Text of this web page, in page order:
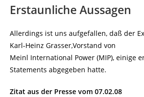
Erstaunliche Aussagen
Allerdings ist uns aufgefallen, daß der
Karl-Heinz Grasser,Vorstand von
Meinl International Power (MIP), einige
Statements abgegeben hatte.
Zitat aus der Presse vom 07.02.08